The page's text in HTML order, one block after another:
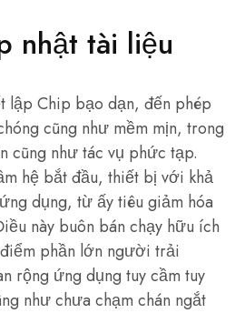
nhật tài liệu
lập Chip bạo dạn, đến phép
cũng như mềm mịn, trong
cũng như tác vụ phức tạp.
hệ bắt đầu, thiết bị với khả
dụng, từ ấy tiêu giảm hóa
này buôn bán chạy hữu ích
phần lớn người trải
rộng ứng dụng tuy cầm tuy
như chưa chạm chán ngắt